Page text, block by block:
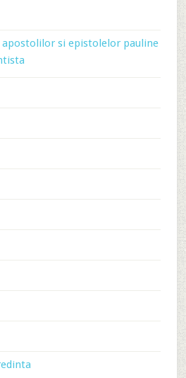
si epistolelor pauline